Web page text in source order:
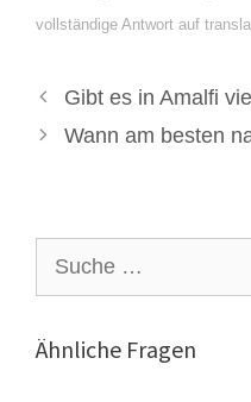
vollständige Antwort auf
Gibt es in Amalfi
Wann am besten
nach:
Ähnliche Fragen